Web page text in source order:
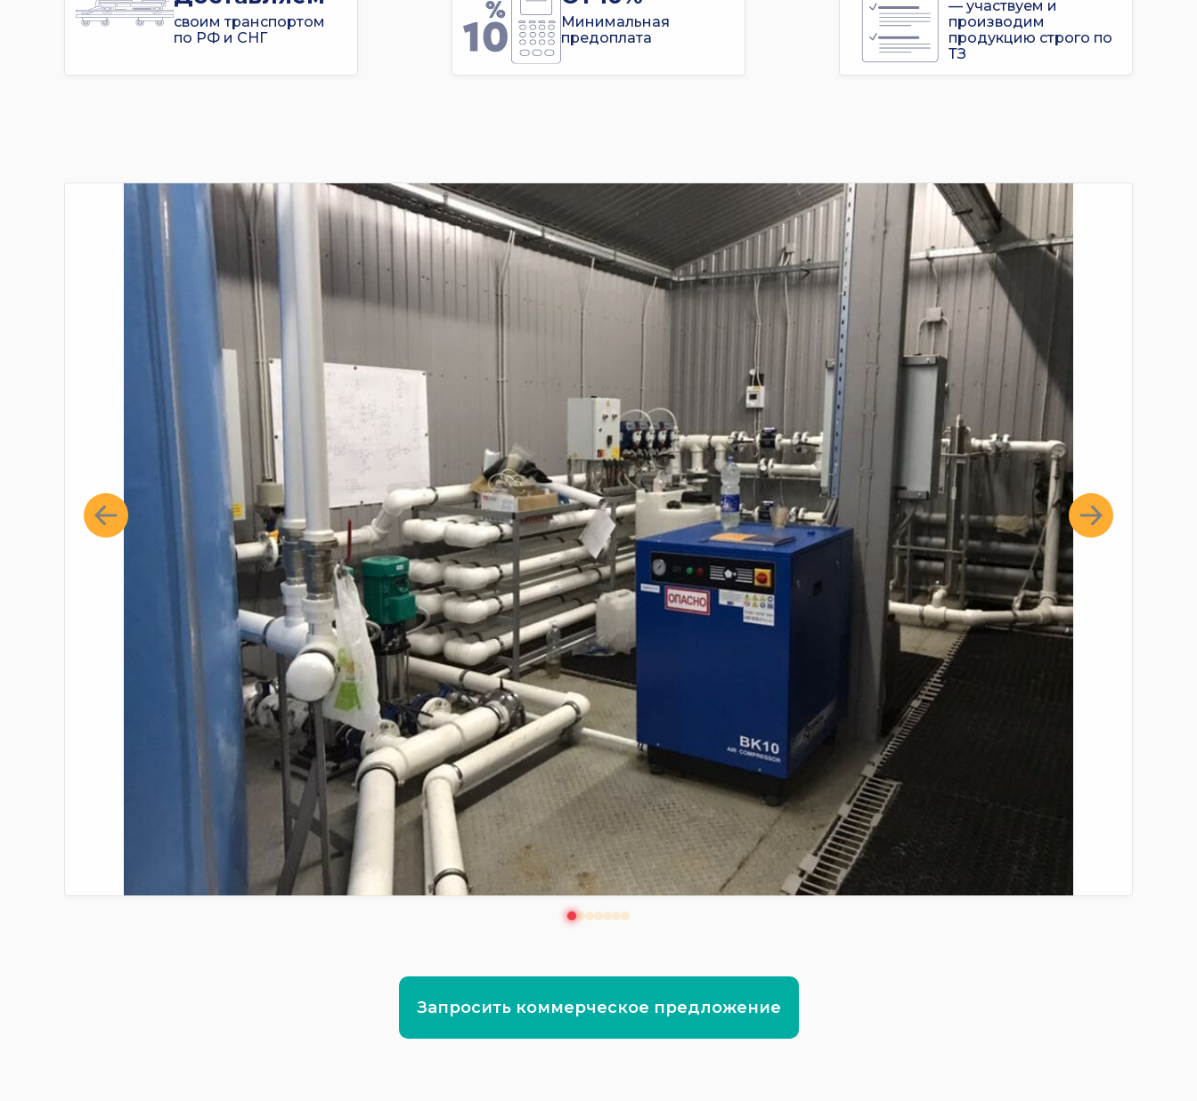
своим транспортом
по РФ и СНГ
Минимальная
предоплата
— участвуем и
производим
продукцию строго по
ТЗ
Запросить коммерческое предложение